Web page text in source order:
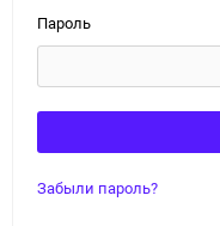
Пароль
Забыли пароль?